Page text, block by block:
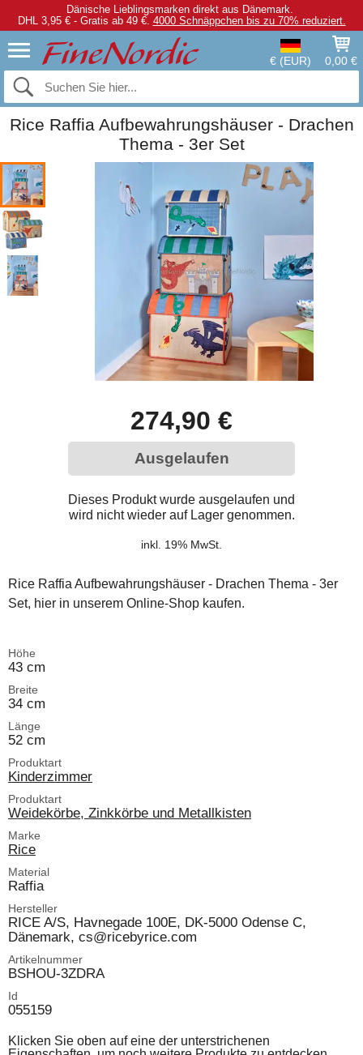
Dänische Lieblingsmarken direkt aus Dänemark.
DHL 3,95 € - Gratis ab 49 €. 4000 Schnäppchen bis zu 70% reduziert.
€ (EUR) 0,00 €
Rice Raffia Aufbewahrungshäuser - Drachen
Thema - 3er Set
274,90 €
Ausgelaufen
Dieses Produkt wurde ausgelaufen und
wird nicht wieder auf Lager genommen.
inkl. 19% MwSt.
Rice Raffia Aufbewahrungshäuser - Drachen Thema - 3er
Set, hier in unserem Online-Shop kaufen.
Höhe
43 cm
Breite
34 cm
Länge
52 cm
Produktart
Kinderzimmer
Produktart
Weidekörbe, Zinkkörbe und Metallkisten
Marke
Rice
Material
Raffia
Hersteller
RICE A/S, Havnegade 100E, DK-5000 Odense C,
Dänemark, cs@ricebyrice.com
Artikelnummer
BSHOU-3ZDRA
Id
055159
Klicken Sie oben auf eine der unterstrichenen